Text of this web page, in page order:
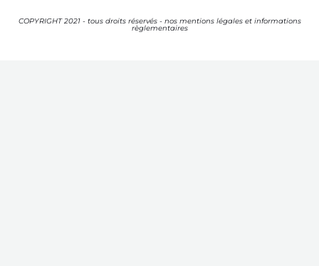
COPYRIGHT 2021 - tous droits réservés - nos mentions légales et informations
règlementaires